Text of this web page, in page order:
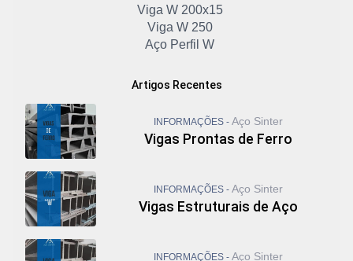
Viga W 200x15
Viga W 250
Aço Perfil W
Chapa U de Ferro
Viga W 250 x 22 3
Viga W 250 x 44 8
Viga W 310 Preço
Viga W 310 x 38 7
Viga W 360 x 32 9
Viga W 410
Viga W 410 x 38 8
Artigos Recentes
INFORMAÇÕES - Aço Sinter
Vigas Prontas de Ferro
INFORMAÇÕES - Aço Sinter
Vigas Estruturais de Aço
INFORMAÇÕES - Aço Sinter